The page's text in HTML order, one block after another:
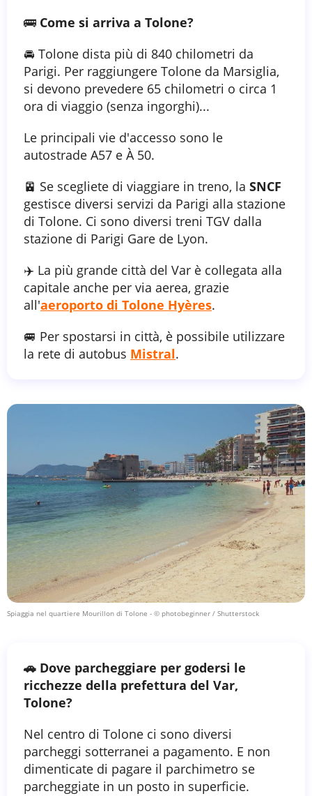
🚌 Come si arriva a Tolone?
🚘 Tolone dista più di 840 chilometri da
Parigi. Per raggiungere Tolone da Marsiglia,
si devono prevedere 65 chilometri o circa 1
ora di viaggio (senza ingorghi)...
Le principali vie d'accesso sono le
autostrade A57 e À 50.
🚈 Se scegliete di viaggiare in treno, la SNCF
gestisce diversi servizi da Parigi alla stazione
di Tolone. Ci sono diversi treni TGV dalla
stazione di Parigi Gare de Lyon.
✈️ La più grande città del Var è collegata alla
capitale anche per via aerea, grazie
all'aeroporto di Tolone Hyères.
🚐 Per spostarsi in città, è possibile utilizzare
la rete di autobus Mistral.
Spiaggia nel quartiere Mourillon di Tolone - © photobeginner / Shutterstock
🚗 Dove parcheggiare per godersi le
ricchezze della prefettura del Var,
Tolone?
Nel centro di Tolone ci sono diversi
parcheggi sotterranei a pagamento. E non
dimenticate di pagare il parchimetro se
parcheggiate in un posto in superficie.